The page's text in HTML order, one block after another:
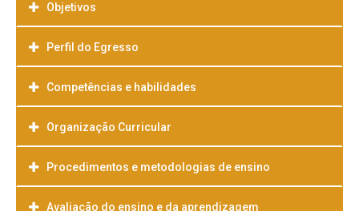
Objetivos
Perfil do Egresso
Competências e habilidades
Organização Curricular
Procedimentos e metodologias de ensino
Avaliação do ensino e da aprendizagem